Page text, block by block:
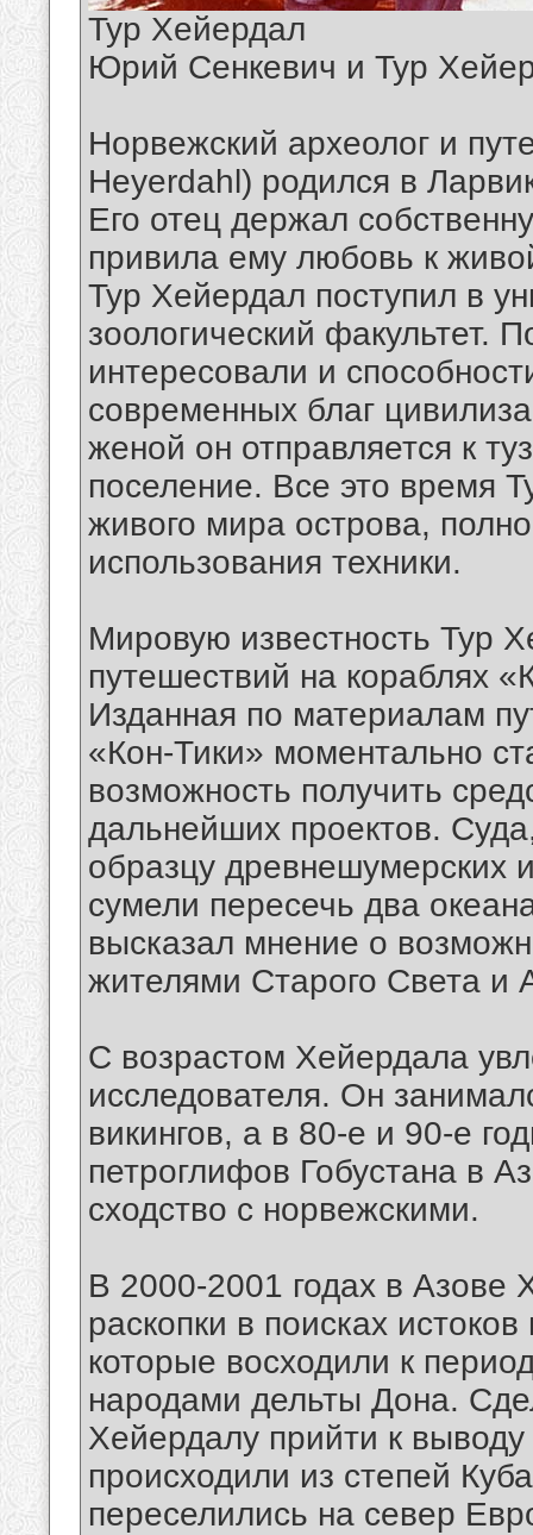
Тур Хейердал
Юрий Сенкевич и Тур
Норвежский археолог и
Heyerdahl) родился в
Его отец держал
привила ему любовь к
Тур Хейердал поступил в
зоологический факультет.
интересовали и
современных благ
женой он отправляется к
поселение. Все это время
живого мира острова,
использования техники.
Мировую известность Тур
путешествий на кораблях
Изданная по материалам
«Кон-Тики» моментально
возможность получить
дальнейших проектов.
образцу древнешумерских
сумели пересечь два
высказал мнение о
жителями Старого Света и
С возрастом Хейердала
исследователя. Он
викингов, а в 80-е и 90-е
петроглифов Гобустана в
сходство с норвежскими.
В 2000-2001 годах в Азове
раскопки в поисках
которые восходили к
народами дельты Дона.
Хейердалу прийти к
происходили из степей
переселились на север